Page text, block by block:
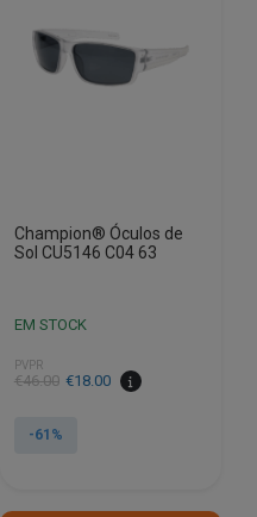
Champion® Óculos de
Sol CU5146 C04 63
EM STOCK
PVPR
€46.00
O
original
€18.00
O
atual
-61%